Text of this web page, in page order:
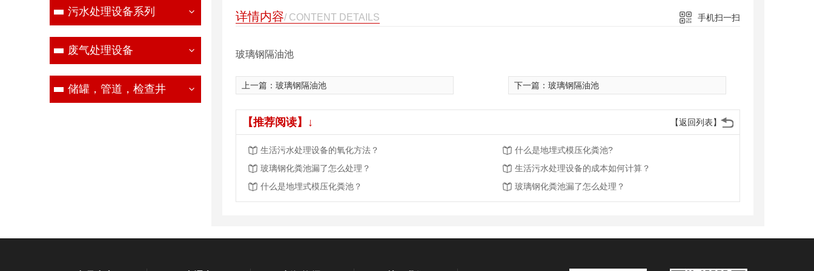
污水处理设备系列
废气处理设备
储罐，管道，检查井
详情内容/ CONTENT DETAILS 手机扫一扫
玻璃钢隔油池
上一篇： 玻璃钢隔油池 下一篇： 玻璃钢隔油池
【返回列表】
【推荐阅读】↓
生活污水处理设备的氧化方法？
什么是地埋式模压化粪池?
玻璃钢化粪池漏了怎么处理？
生活污水处理设备的成本如何计算？
什么是地埋式模压化粪池？
玻璃钢化粪池漏了怎么处理？